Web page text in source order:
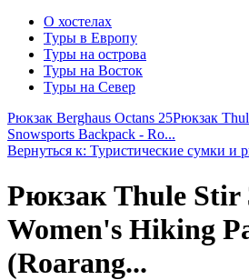
О хостелах
Туры в Европу
Туры на острова
Туры на Восток
Туры на Север
Рюкзак Berghaus Octans 25Рюкзак
Snowsports Backpack - Ro...
Вернуться к: Туристические сумки и
Рюкзак Thule Stir
Women's Hiking
(Roarang...